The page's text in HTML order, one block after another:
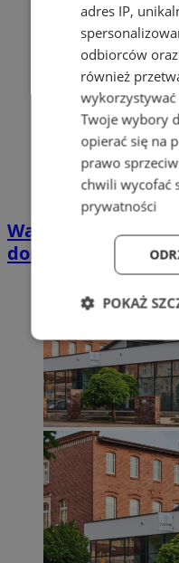
Wakacyjny
domkach
adres IP,
odbiorców
również
wykorzystywać
Twoje wybory
opierać się na
prawo
chwili wycofać
prywatności
POKAŻ
Niezbędne
Niezbędne